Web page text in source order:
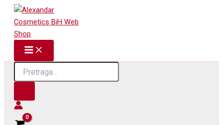
Skip
content
Products
search